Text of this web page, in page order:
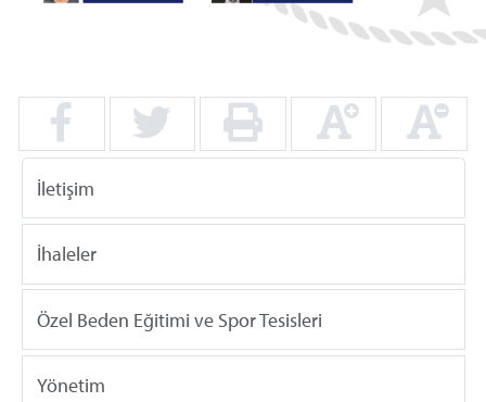
İletişim
İhaleler
Özel Beden Eğitimi ve Spor Tesisleri
Yönetim